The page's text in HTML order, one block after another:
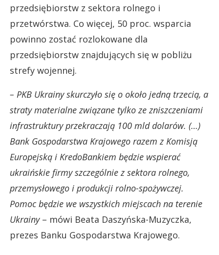
przedsiębiorstw z sektora rolnego i
przetwórstwa. Co więcej, 50 proc. wsparcia
powinno zostać rozlokowane dla
przedsiębiorstw znajdujących się w pobliżu
strefy wojennej.
– PKB Ukrainy skurczyło się o około jedną trzecią, a
straty materialne związane tylko ze zniszczeniami
infrastruktury przekraczają 100 mld dolarów. (…)
Bank Gospodarstwa Krajowego razem z Komisją
Europejską i KredoBankiem będzie wspierać
ukraińskie firmy szczególnie z sektora rolnego,
przemysłowego i produkcji rolno-spożywczej.
Pomoc będzie we wszystkich miejscach na terenie
Ukrainy– mówi Beata Daszyńska-Muzyczka,
prezes Banku Gospodarstwa Krajowego.